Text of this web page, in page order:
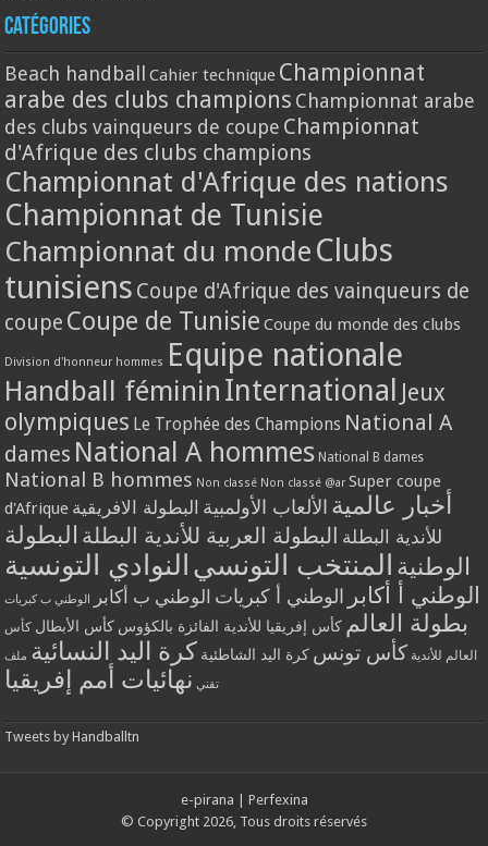
Catégories
Beach handball Cahier technique Championnat
arabe des clubs champions Championnat arabe
des clubs vainqueurs de coupe Championnat
d'Afrique des clubs champions
Championnat d'Afrique des nations
Championnat de Tunisie
Championnat du monde Clubs
tunisiens Coupe d'Afrique des vainqueurs de
coupe Coupe de Tunisie Coupe du monde des clubs
Division d'honneur hommes Equipe nationale
Handball féminin International Jeux
olympiques Le Trophée des Champions National A
dames National A hommes National B dames
National B hommes Non classé Non classé @ar Super coupe
d'Afrique
أخبار عالمية الألعاب الأولمبية البطولة الافريقية
للأندية البطلة البطولة العربية للأندية البطلة البطولة
الوطنية المنتخب التونسي النوادي التونسية
الوطني أ أكابر الوطني أ كبريات الوطني ب أكابر الوطني ب كبريات
بطولة العالم كأس إفريقيا للأندية الفائزة بالكؤوس كأس الأبطال كأس
العالم للأندية كأس تونس كرة اليد الشاطئية كرة اليد النسائية ملف
تقني نهائيات أمم إفريقيا
Tweets by Handballtn
e-pirana
Perfexina
© Copyright 2026, Tous droits réservés